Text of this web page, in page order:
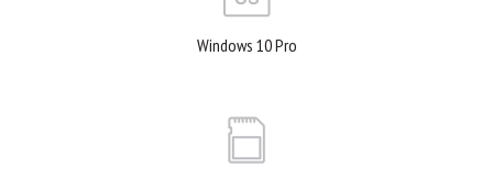
Windows 10 Pro